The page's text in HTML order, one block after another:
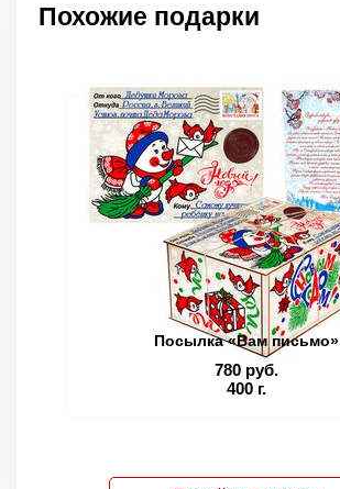
Похожие подарки
Посылка «Вам письмо»
780 руб.
400 г.